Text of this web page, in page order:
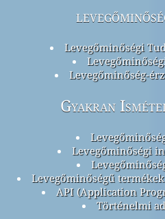
Levegőminőségi
Levegőminőség-
Gyakran
Levegőminőségi
Levegőminőségű
API (Application
Történelmi